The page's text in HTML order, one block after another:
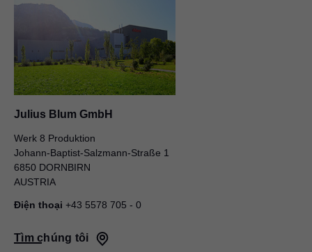
Julius Blum GmbH
Werk 8 Produktion
Johann-Baptist-Salzmann-Straße 1
6850 DORNBIRN
AUSTRIA
Điện thoại +43 5578 705 - 0
Tìm chúng tôi